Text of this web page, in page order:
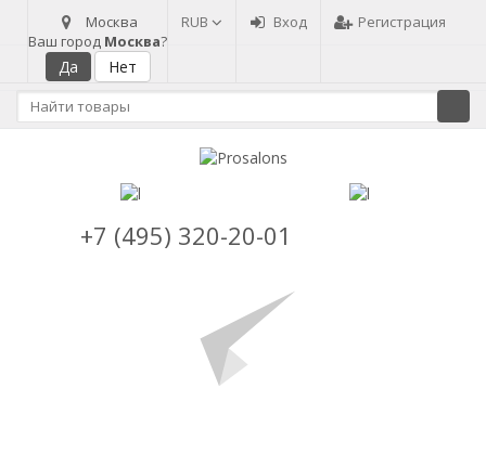
Москва
Ваш город Москва?
RUB Вход Регистрация
+7 (495) 320-20-01